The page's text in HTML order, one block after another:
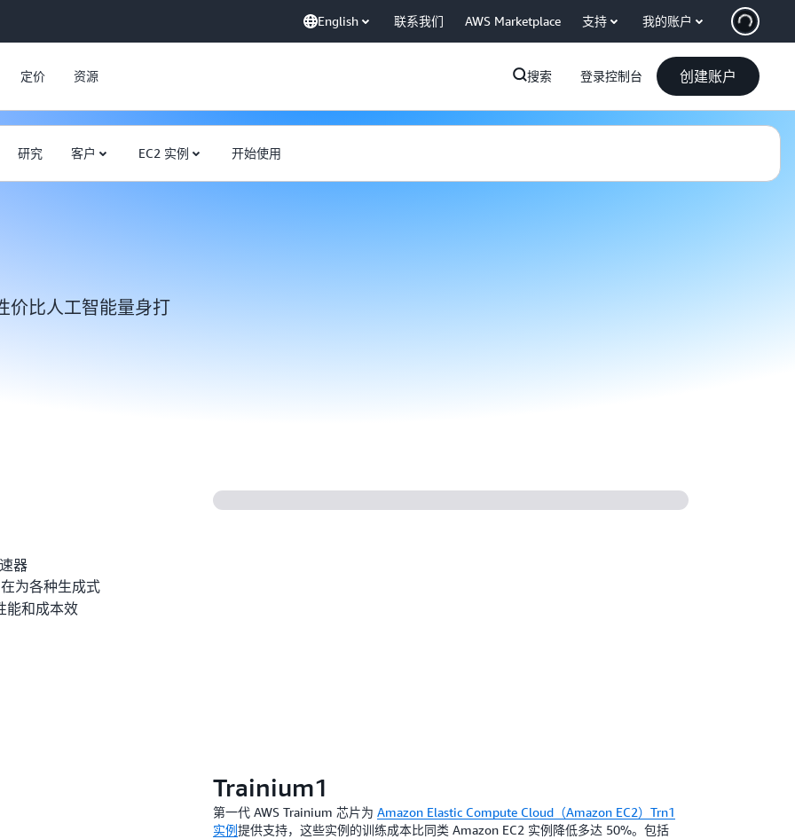
English 联系我们 AWS Marketplace 支持 我的账户
定价 资源 搜索 登录控制台 创建账户
研究 客户 EC2 实例 开始使用
价比人工智能量身打
器
为各种生成式
能和成本效
Trainium1
第一代 AWS Trainium 芯片为 Amazon Elastic Compute Cloud（Amazon EC2）Trn1
实例提供支持，这些实例的训练成本比同类 Amazon EC2 实例降低多达 50%。包括